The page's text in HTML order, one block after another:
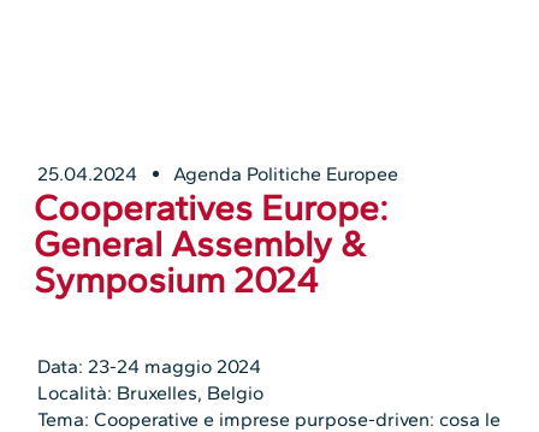
25.04.2024 Agenda Politiche Europee
Cooperatives Europe:
General Assembly &
Symposium 2024
Data: 23-24 maggio 2024
Località: Bruxelles, Belgio
Tema: Cooperative e imprese purpose-driven: cosa le